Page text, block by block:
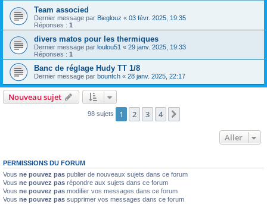
Team associed
Dernier message par Bieglouz « 03 févr. 2025, 19:35
Réponses : 1
divers matos pour les thermiques
Dernier message par loulou51 « 29 janv. 2025, 19:33
Réponses : 1
Banc de réglage Hudy TT 1/8
Dernier message par bountch « 28 janv. 2025, 22:17
Nouveau sujet
98 sujets 1 2 3 4
Aller
PERMISSIONS DU FORUM
Vous ne pouvez pas publier de nouveaux sujets dans ce forum
Vous ne pouvez pas répondre aux sujets dans ce forum
Vous ne pouvez pas modifier vos messages dans ce forum
Vous ne pouvez pas supprimer vos messages dans ce forum